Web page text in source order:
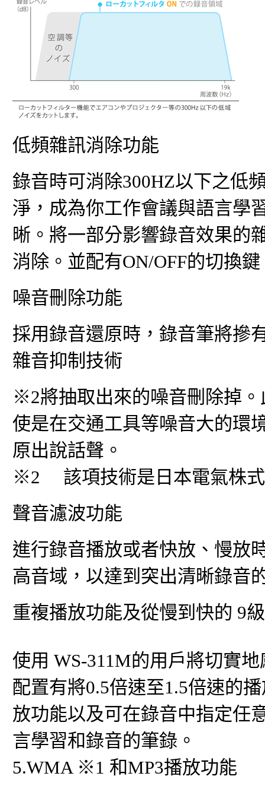
低頻雜訊消除功能
錄音時可消除300HZ以下之低
淨，成為你工作會議與語言學
晰。將一部分影響錄音效果的
消除。並配有ON/OFF的切換
噪音刪除功能
採用錄音還原時，錄音筆將摻
雜音抑制技術
※2將抽取出來的噪音刪除掉
使是在交通工具等噪音大的環
原出說話聲。
※2 該項技術是日本電氣株式
聲音濾波功能
進行錄音播放或者快放、慢放
高音域，以達到突出清晰錄音
重複播放功能及從慢到快的 9
使用 WS-311M的用戶將切實
配置有將0.5倍速至1.5倍速的
放功能以及可在錄音中指定任
言學習和錄音的筆錄。
5.WMA ※1 和MP3播放功能